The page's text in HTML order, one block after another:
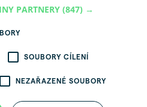
PARTNERY (847) →
SOUBORY CÍLENÍ
NEZAŘAZENÉ SOUBORY